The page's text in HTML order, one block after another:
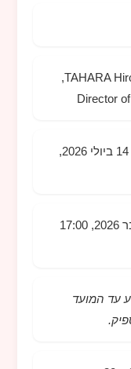
TAHARA
,
Director
14 ביולי 2026,
3 בספטמבר 2026, 17:00
עד המועד